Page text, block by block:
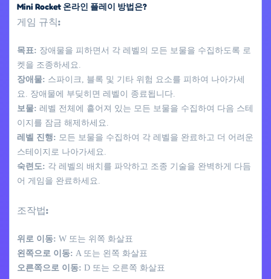
Mini Rocket 온라인 플레이 방법은?
게임 규칙:
목표: 장애물을 피하면서 각 레벨의 모든 보물을 수집하도록 로
켓을 조종하세요.
장애물: 스파이크, 블록 및 기타 위험 요소를 피하여 나아가세
요. 장애물에 부딪히면 레벨이 종료됩니다.
보물: 레벨 전체에 흩어져 있는 모든 보물을 수집하여 다음 스테
이지를 잠금 해제하세요.
레벨 진행: 모든 보물을 수집하여 각 레벨을 완료하고 더 어려운
스테이지로 나아가세요.
숙련도: 각 레벨의 배치를 파악하고 조종 기술을 완벽하게 다듬
어 게임을 완료하세요.
조작법:
위로 이동: W 또는 위쪽 화살표
왼쪽으로 이동: A 또는 왼쪽 화살표
오른쪽으로 이동: D 또는 오른쪽 화살표